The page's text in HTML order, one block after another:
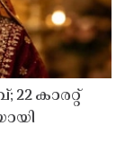
കാരറ്റ്